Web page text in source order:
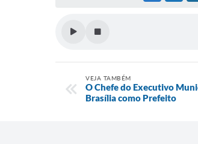
VEJA TAMBÉM
O Chefe do Executivo
Brasília como Prefeito